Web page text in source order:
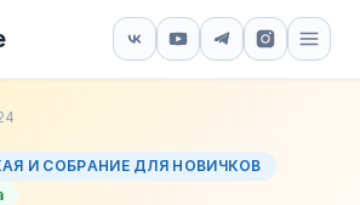
И СОБРАНИЕ ДЛЯ НОВИЧКОВ